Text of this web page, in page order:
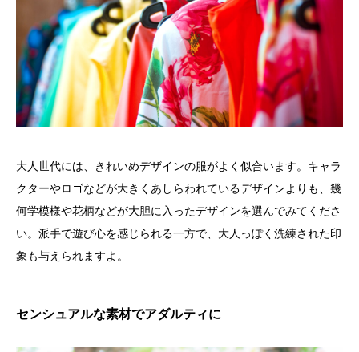
大人世代には、きれいめデザインの服がよく似合います。キャラ
クターやロゴなどが大きくあしらわれているデザインよりも、幾
何学模様や花柄などが大胆に入ったデザインを選んでみてくださ
い。派手で遊び心を感じられる一方で、大人っぽく洗練された印
象も与えられますよ。
センシュアルな素材でアダルティに